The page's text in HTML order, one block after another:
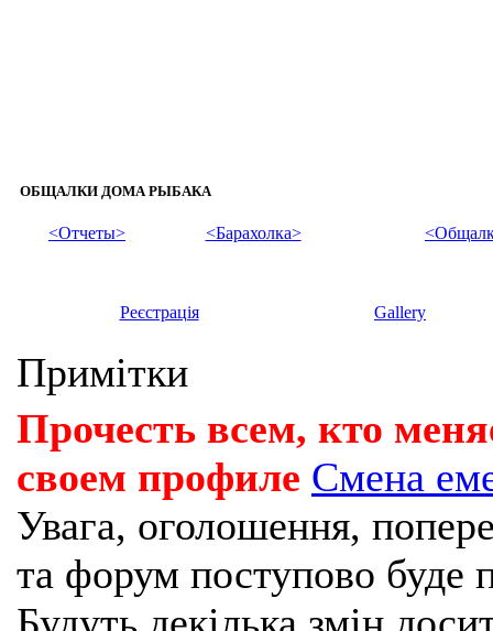
ОБЩАЛКИ ДОМА РЫБАКА
<Отчеты> <Барахолка>
Реєстрація Gallery
Примітки
Прочесть всем, кто
своем профиле Смена
Увага, оголошення,
та форум поступово буде